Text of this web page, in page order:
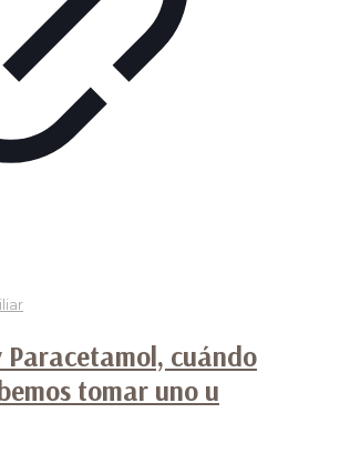
cuándo
tomar uno u